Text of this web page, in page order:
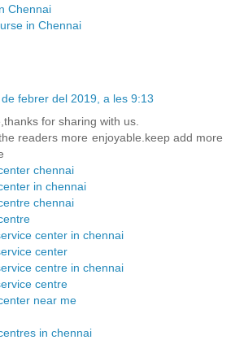
Chennai
in Chennai
de febrer del 2019, a les 9:13
for sharing with us.
readers more enjoyable.keep add more
chennai
in chennai
chennai
center in chennai
center
centre in chennai
centre
near me
in chennai